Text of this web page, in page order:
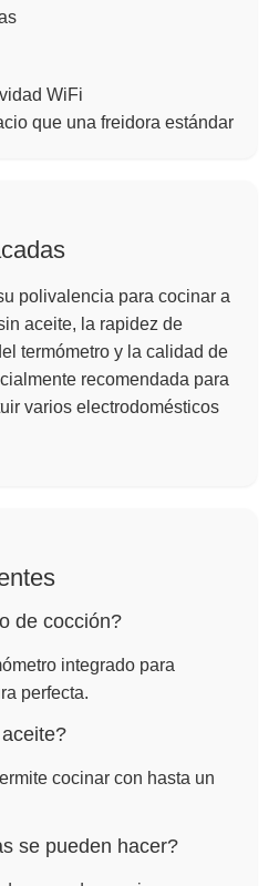
WiFi
que una freidora estándar
polivalencia para cocinar a
aceite, la rapidez de
termómetro y la calidad de
recomendada para
varios electrodomésticos
de cocción?
integrado para
perfecta.
cocinar con hasta un
se pueden hacer?